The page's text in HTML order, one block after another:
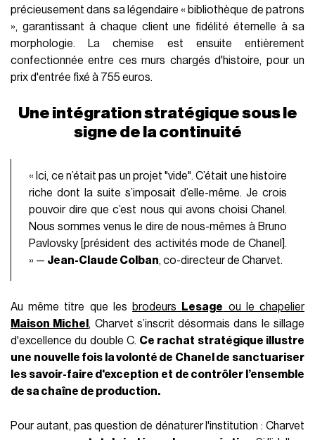
précieusement dans sa légendaire « bibliothèque de patrons
», garantissant à chaque client une fidélité éternelle à sa
morphologie. La chemise est ensuite entièrement
confectionnée entre ces murs chargés d'histoire, pour un
prix d'entrée fixé à 755 euros.
Une intégration stratégique sous le
signe de la continuité
« Ici, ce n’était pas un projet "vide". C’était une histoire
riche dont la suite s’imposait d’elle-même. Je crois
pouvoir dire que c’est nous qui avons choisi Chanel.
Nous sommes venus le dire de nous-mêmes à Bruno
Pavlovsky [président des activités mode de Chanel].
» — Jean-Claude Colban, co-directeur de Charvet.
Au même titre que les brodeurs Lesage ou le chapelier
Maison Michel , Charvet s’inscrit désormais dans le sillage
d'excellence du double C. Ce rachat stratégique illustre
une nouvelle fois la volonté de Chanel de sanctuariser
les savoir-faire d'exception et de contrôler l’ensemble
de sa chaîne de production.
Pour autant, pas question de dénaturer l'institution : Charvet